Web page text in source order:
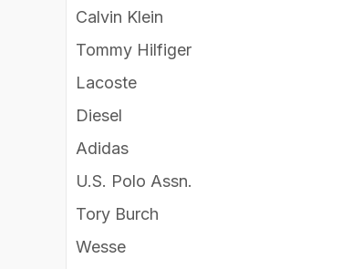
Calvin Klein
Tommy Hilfiger
Lacoste
Diesel
Adidas
U.S. Polo Assn.
Tory Burch
Wesse